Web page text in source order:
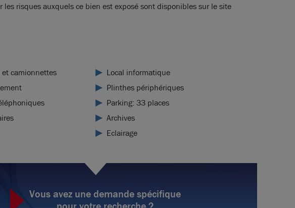
les risques auxquels ce bien est exposé sont disponibles sur le site
camionnettes
Local informatique
Plinthes périphériques
Parking: 33 places
Archives
Eclairage
Vous avez une demande spécifique